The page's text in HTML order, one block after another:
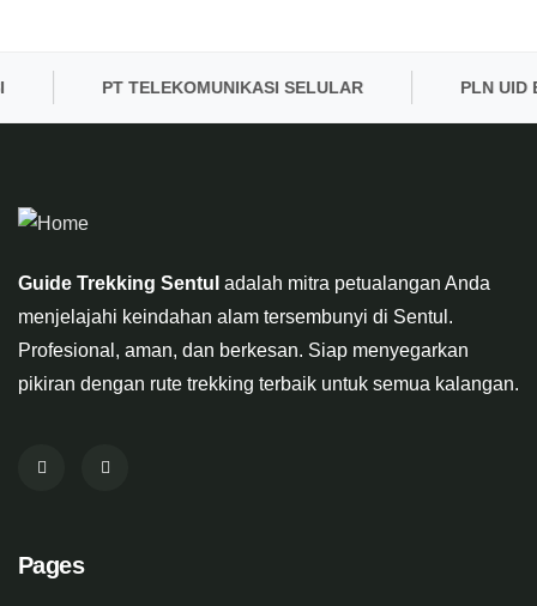
PT TELEKOMUNIKASI SELULAR PLN UID
Guide Trekking Sentul adalah mitra petualangan Anda
menjelajahi keindahan alam tersembunyi di Sentul.
Profesional, aman, dan berkesan. Siap menyegarkan
pikiran dengan rute trekking terbaik untuk semua kalangan.
Pages